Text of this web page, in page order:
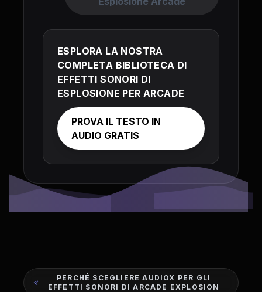
ESPLORA LA NOSTRA
COMPLETA BIBLIOTECA DI
EFFETTI SONORI DI
ESPLOSIONE PER ARCADE
PROVA IL TESTO IN
AUDIO GRATIS
PERCHÉ SCEGLIERE AUDIOX PER GLI
EFFETTI SONORI DI ARCADE EXPLOSION